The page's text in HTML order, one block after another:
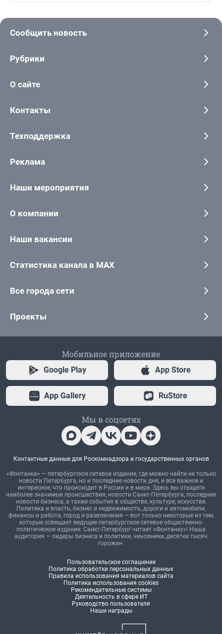
Сообщить новость
Рубрики
О сайте
Контакты
Техподдержка
Реклама
Наши мероприятия
О компании
Наши вакансии
Статистика канала в MAX
Все города сети
Проекты
Мобильное приложение
Google Play App Store
App Gallery RuStore
Мы в соцсетях
Контактные данные для Роскомнадзора и государственных органов
«Фонтанка» — петербургское сетевое издание, где можно найти не только
новости Петербурга, но и последние новости дня, и все важное и
интересное, что происходит в России и в мире. Здесь вы отыщете
наиболее значимые происшествия, новости Санкт-Петербурга, последние
новости бизнеса, а также события в обществе, культуре, искусстве.
Политика и власть, бизнес и недвижимость, дороги и автомобили,
финансы и работа, город и развлечения — вот только некоторые из тем,
которые освещает ведущее петербургское сетевое общественно-
политическое издание. Санкт-Петербург читает «Фонтанку»! Наша
аудитория — лидеры бизнеса и политики, чиновники, десятки тысяч
горожан.
Пользовательское соглашение
Политика обработки персональных данных
Правила использования материалов сайта
Политика использования cookies
Рекомендательные системы
Деятельность в сфере ИТ
Руководство пользователя
Наши награды